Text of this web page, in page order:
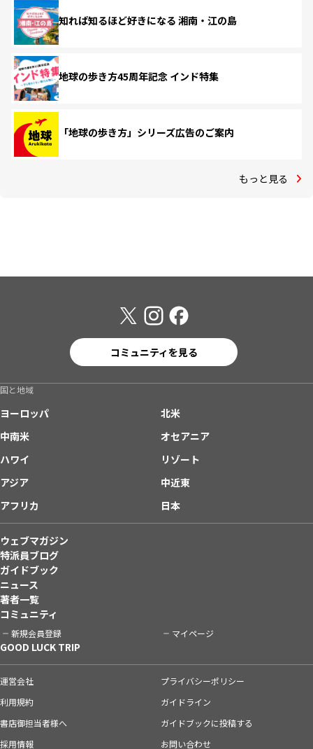
知れば知るほど好きになる 湘南・江の島
地球の歩き方45周年記念 インド特集
「地球の歩き方」シリーズ広告のご案内
もっと見る
コミュニティを見る
国と地域
ヨーロッパ
北米
中南米
オセアニア
ハワイ
リゾート
アジア
中近東
アフリカ
日本
ウェブマガジン
特派員ブログ
ガイドブック
ニュース
著者一覧
コミュニティ
新規会員登録 マイページ
GOOD LUCK TRIP
運営会社
プライバシーポリシー
利用規約
ガイドライン
書店御担当者様へ
ガイドブックに投稿する
採用情報
お問い合わせ